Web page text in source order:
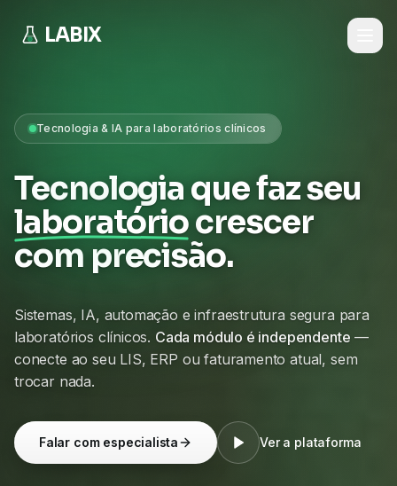
LABIX
Tecnologia & IA para laboratórios clínicos
Tecnologia que faz seu
laboratóriocrescer
com precisão.
Sistemas, IA, automação e infraestrutura segura para
laboratórios clínicos. Cada módulo é independente —
conecte ao seu LIS, ERP ou faturamento atual, sem
trocar nada.
Falar com especialista Ver a plataforma